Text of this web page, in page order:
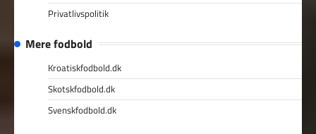
Privatlivspolitik
Mere fodbold
Kroatiskfodbold.dk
Skotskfodbold.dk
Svenskfodbold.dk